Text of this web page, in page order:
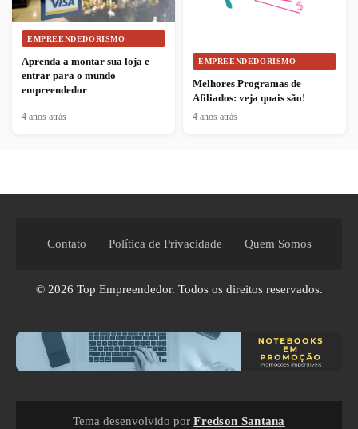
EMPREENDEDORISMO
Aprenda a montar sua loja e
entrar para o mundo
empreendedor
4 anos atrás
EMPREENDEDORISMO
Melhores Programas de
Afiliados: veja quais são!
4 anos atrás
Contato Política de Privacidade Quem Somos
© 2026 Top Empreendedor. Todos os direitos reservados.
Tema desenvolvido por Fredson Santana